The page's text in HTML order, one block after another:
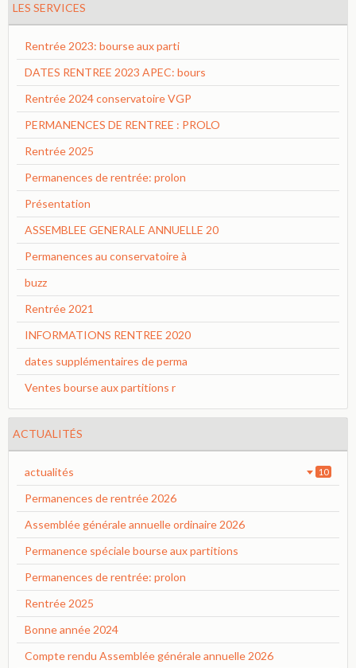
LES SERVICES
Rentrée 2023: bourse aux parti
DATES RENTREE 2023 APEC: bours
Rentrée 2024 conservatoire VGP
PERMANENCES DE RENTREE : PROLO
Rentrée 2025
Permanences de rentrée: prolon
Présentation
ASSEMBLEE GENERALE ANNUELLE 20
Permanences au conservatoire à
buzz
Rentrée 2021
INFORMATIONS RENTREE 2020
dates supplémentaires de perma
Ventes bourse aux partitions r
ACTUALITÉS
actualités 10
Permanences de rentrée 2026
Assemblée générale annuelle ordinaire 2026
Permanence spéciale bourse aux partitions
Permanences de rentrée: prolon
Rentrée 2025
Bonne année 2024
Compte rendu Assemblée générale annuelle 2026